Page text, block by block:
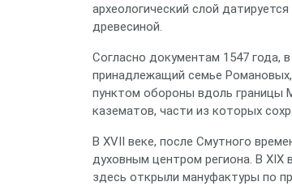
археологический слой
древесиной.
Согласно документам 1547 года,
принадлежащий семье
пунктом обороны вдоль границы
казематов, части из которых
В XVII веке, после Смутного
духовным центром региона. В
здесь открыли мануфактуры по